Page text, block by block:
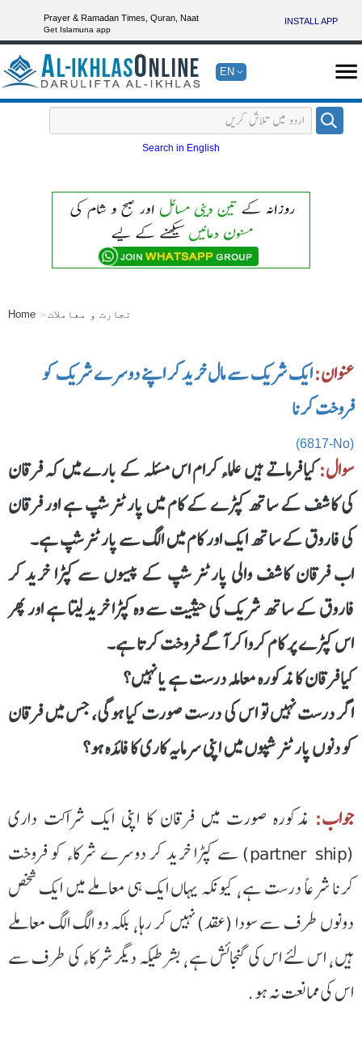
Prayer & Ramadan Times, Quran, Naat
Get Islamuna app
INSTALL APP
EN
Search in English
Home تجارت و معاملات
عنوان:ایک شریک سے مال خرید کر اپنے دوسرے شریک کو
فروخت کرنا
(6817-No)
سوال:کیا فرماتے ہیں علماء کرام اس مسئلہ کے بارے میں کہ فرقان
کی کاشف کے ساتھ کپڑے کے کام میں پارٹنر شپ ہے اور فرقان
کی فاروق کے ساتھ ایک اور کام میں الگ سے پارٹنر شپ ہے۔
اب فرقان کاشف والی پارٹنر شپ کے پیسوں سے کپڑا خرید کر
فاروق کے ساتھ شریک کی حیثیت سے وہ کپڑا خرید لیتا ہے اور پھر
اس کپڑے پر کام کروا کر آگے فروخت کرتا ہے۔
کیا فرقان کا مذکورہ معاملہ درست ہے یا نہیں؟
اگر درست نہیں تو اس کی درست صورت کیا ہوگی، جس میں فرقان
کو دنوں پارٹنر شپوں میں اپنی سرمایہ کاری کا فائدہ ہو؟
جواب: مذکورہ صورت میں فرقان کا اپنی ایک شراکت داری
(partner ship) سے کپڑا خرید کر دوسرے شرکاء کو فروخت
کرنا شرعاً درست ہے٬ کیونکہ یہاں ایک ہی معاملے میں ایک شخص
دونوں طرف سے سودا (عقد) نہیں کر رہا٬ بلکہ دو الگ الگ معاملے
ہیں٬ اس لئے اس کی گنجائش ہے٬ بشرطیکہ دیگر شرکاء کی طرف سے
اس کی ممانعت نہ ہو.